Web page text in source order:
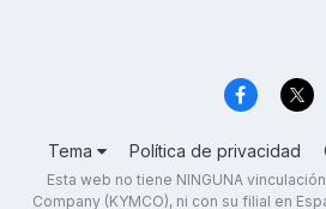
Tema Política de privacidad
Esta web no tiene NINGUNA
Company (KYMCO), ni con su filial en